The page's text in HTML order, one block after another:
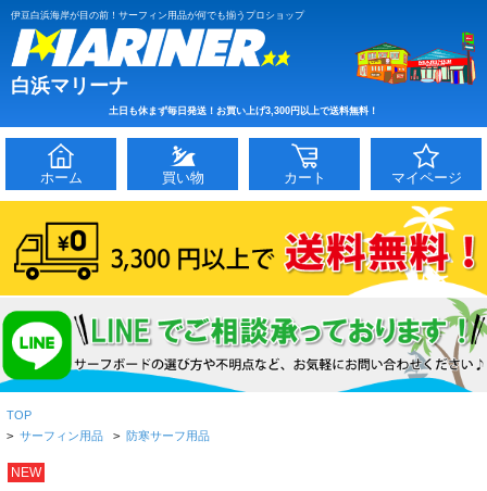
伊豆白浜海岸が目の前！サーフィン用品が何でも揃うプロショップ
白浜マリーナ
土日も休まず毎日発送！お買い上げ3,300円以上で送料無料！
ホーム 買い物 カート マイページ
TOP
> サーフィン用品 > 防寒サーフ用品
NEW